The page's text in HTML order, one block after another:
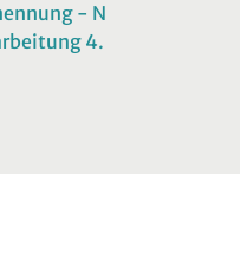
- N
4.